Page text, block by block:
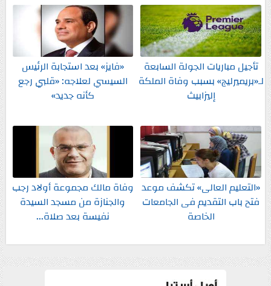
تأجيل مباريات الجولة السابعة
لـ«بريميرليج» بسبب وفاة الملكة
إليزابيث
«فايز» بعد استجابة الرئيس
السيسي لعلاجه: «قلبي رجع
كأنه جديد»
«التعليم العالى» تكشف موعد
فتح باب التقديم فى الجامعات
الخاصة
وفاة مالك مجموعة أولاد رجب
والجنازة من مسجد السيدة
نفيسة بعد صلاة...